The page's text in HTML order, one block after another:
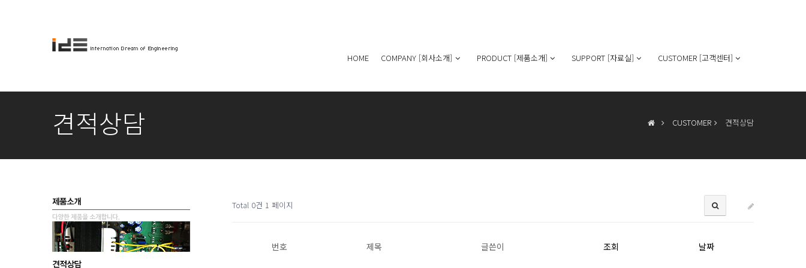
HOME COMPANY [회사소개] PRODUCT [제품소개] SUPPORT [자료실] CUSTOMER [고객센터]
견적상담 CUSTOMER 견적상담
Total 0건 1 페이지
번호 제목 글쓴이 조회 날짜